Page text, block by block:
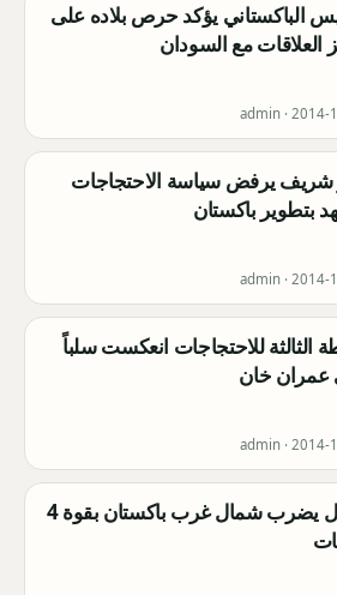
الباكستاني يؤكد حرص بلاده على
العلاقات مع السودان
admin · 2014-
شريف يرفض سياسة الاحتجاجات
بتطوير باكستان
admin · 2014-
الثالثة للاحتجاجات انعكست سلباً
عمران خان
admin · 2014-
زلزال يضرب شمال غرب باكستان بقوة 4